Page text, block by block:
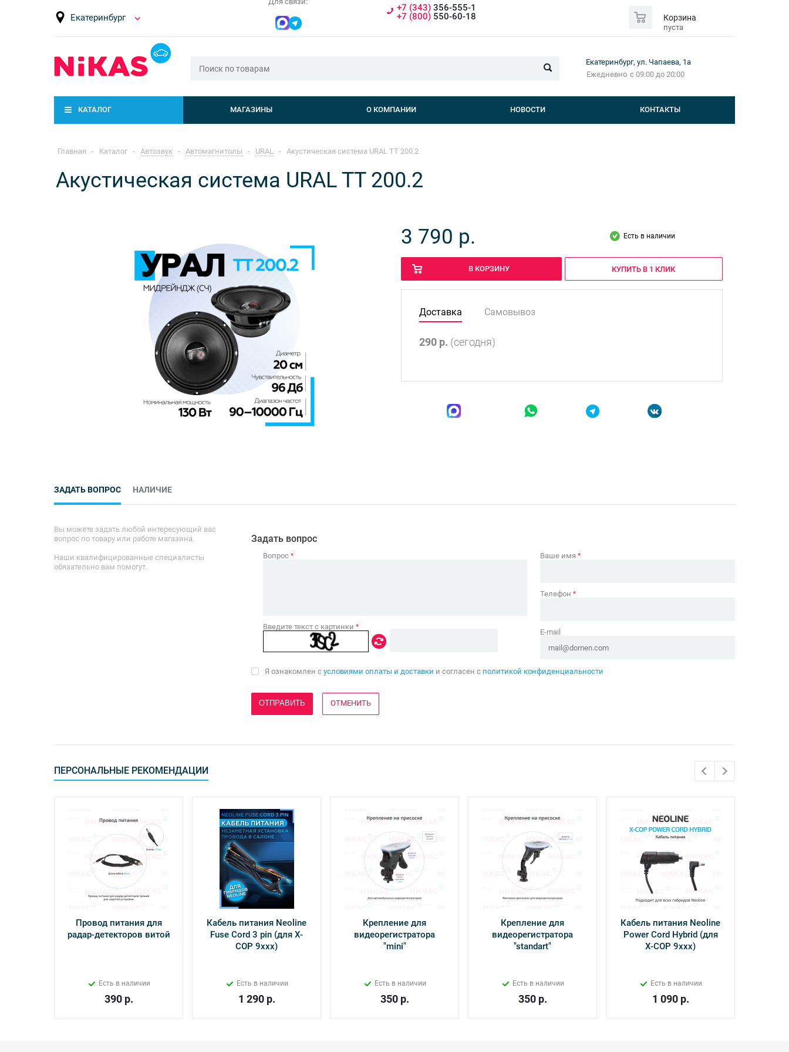
Екатеринбург
+7 (343) 356-555-1
+7 (800) 550-60-18 Корзина
пуста
Екатеринбург, ул. Чапаева, 1а
Ежедневно с 09:00 до 20:00
КАТАЛОГ МАГАЗИНЫ О КОМПАНИИ НОВОСТИ КОНТАКТЫ
Главная - Каталог - Автозвук - Автомагнитолы - URAL - Акустическая система URAL TT 200.2
Акустическая система URAL TT 200.2
3 790 р. Есть в наличии
В КОРЗИНУ КУПИТЬ В 1 КЛИК
Доставка Самовывоз
290 р. (сегодня)
ЗАДАТЬ ВОПРОС НАЛИЧИЕ
Вы можете задать любой интересующий вас
вопрос по товару или работе магазина.
Наши квалифицированные специалисты
обязательно вам помогут.
Задать вопрос
Вопрос* Ваше имя *
Телефон *
E-mail
Введите текст с картинки*
Я ознакомлен сусловиями оплаты и доставки и согласен с политикой конфиденциальности
ОТМЕНИТЬ
ПЕРСОНАЛЬНЫЕ РЕКОМЕНДАЦИИ
Провод питания для
радар-детекторов витой
Есть в наличии
390р.
Кабель питания Neoline
Fuse Cord 3 pin (для Х-
СОР 9ххх)
Есть в наличии
1 290р.
Крепление для
видеорегистратора
"mini"
Есть в наличии
350р.
Крепление для
видеорегистратора
"standart"
Есть в наличии
350р.
Кабель питания Neoline
Power Cord Hybrid (для
Х-СОР 9ххх)
Есть в наличии
1 090р.